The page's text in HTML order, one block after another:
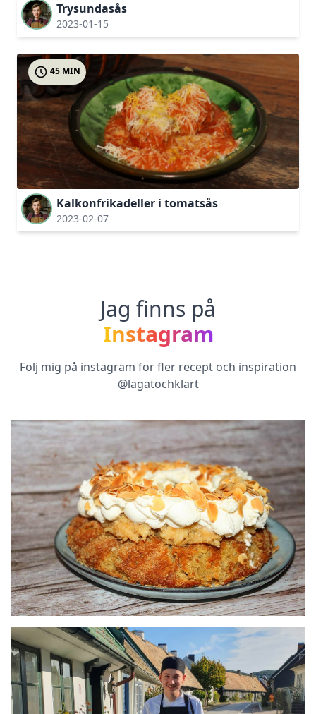
Trysundasås
2023-01-15
Kalkonfrikadeller i tomatsås
2023-02-07
45 MIN
Jag finns på
Instagram
Följ mig på instagram för fler recept och inspiration
@lagatochklart